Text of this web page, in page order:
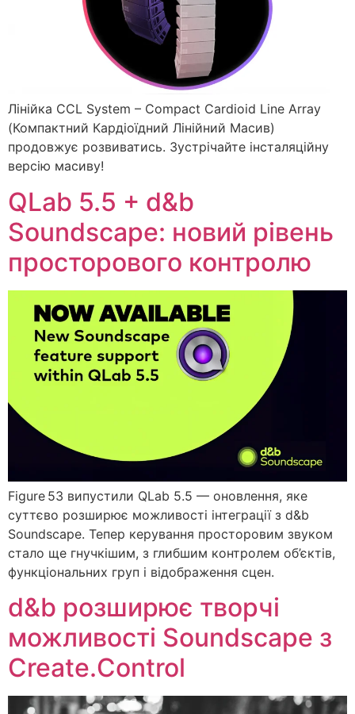
Лінійка CCL System – Compact Cardioid Line Array
(Компактний Кардіоїдний Лінійний Масив)
продовжує розвиватись. Зустрічайте інсталяційну
версію масиву!
QLab 5.5 + d&b
Soundscape: новий рівень
просторового контролю
Figure 53 випустили QLab 5.5 — оновлення, яке
суттєво розширює можливості інтеграції з d&b
Soundscape. Тепер керування просторовим звуком
стало ще гнучкішим, з глибшим контролем об’єктів,
функціональних груп і відображення сцен.
d&b розширює творчі
можливості Soundscape з
Create.Control